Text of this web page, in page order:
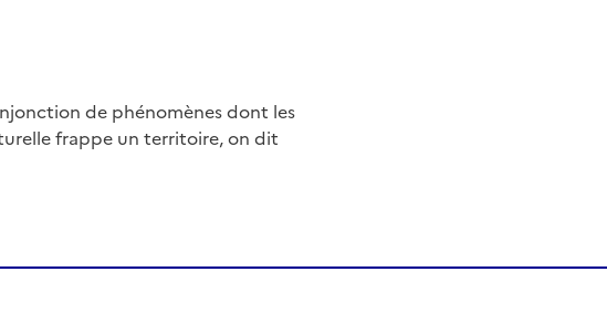
de phénomènes dont les
frappe un territoire, on dit